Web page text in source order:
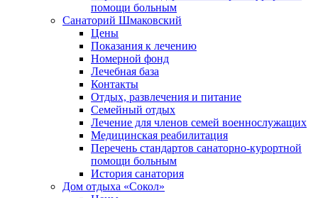
помощи больным
Санаторий Шмаковский
Цены
Показания к лечению
Номерной фонд
Лечебная база
Контакты
Отдых, развлечения и питание
Семейный отдых
Лечение для членов семей военнослужащих
Медицинская реабилитация
Перечень стандартов санаторно-курортной
помощи больным
История санатория
Дом отдыха «Сокол»